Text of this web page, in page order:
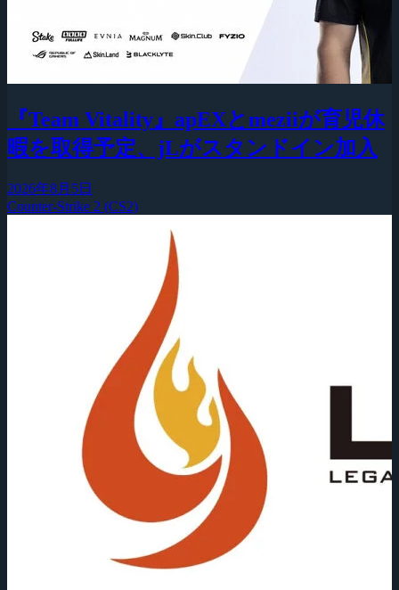
『Team Vitality』apEXとmeziiが育児休
暇を取得予定、jLがスタンドイン加入
2026年8月5日
Counter-Strike 2 (CS2)